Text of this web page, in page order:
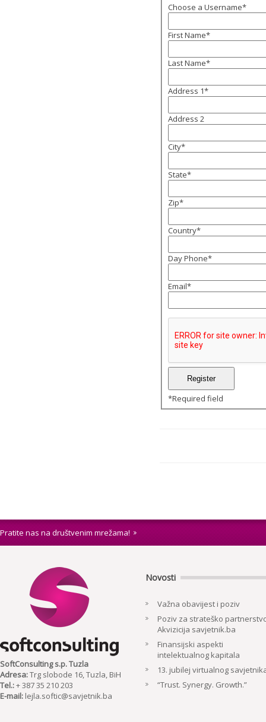
Choose a Username*
First Name*
Last Name*
Address 1*
Address 2
City*
State*
Zip*
Country*
Day Phone*
Email*
*Required field
Pratite nas na društvenim mrežama!
SoftConsulting s.p. Tuzla
Adresa:Trg slobode 16, Tuzla, BiH
Tel.:+ 387 35 210 203
E-mail: lejla.softic@savjetnik.ba
Novosti
Važna obavijest i poziv
Poziv za strateško
Akvizicija savjetnik.ba
Finansijski aspekti
intelektualnog kapitala
13. jubilej virtualnog
“Trust. Synergy. Growth.”